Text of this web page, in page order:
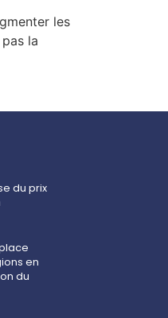
les
la
du prix
en
du